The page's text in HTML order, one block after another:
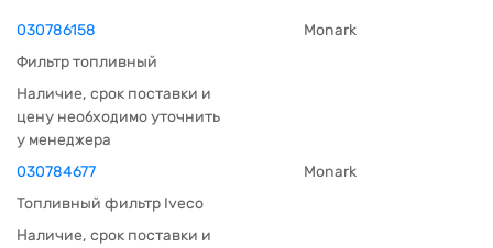
030786158
Monark
Фильтр топливный
Наличие, срок поставки и
цену необходимо уточнить
у менеджера
030784677
Monark
Топливный фильтр Iveco
Наличие, срок поставки и